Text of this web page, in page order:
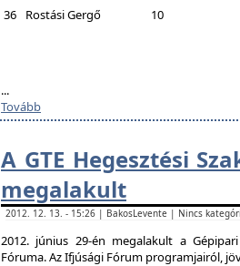
36
Rostási Gergő 10
...
Tovább
A GTE Hegesztési
megalakult
2012. 12. 13. - 15:26 | BakosLevente | Nincs
2012. június 29-én megalakult a
Fóruma. Az Ifjúsági Fórum programjairól,